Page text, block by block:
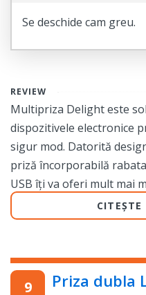
Se deschide cam greu.
REVIEW
Multipriza Delight este
dispozitivele electronice
sigur mod. Datorită
priză încorporabilă
USB îți va oferi mult mai
mai multor dispozitive
suficient de lung pentru
camerei tale. Materialul
Priza dubla